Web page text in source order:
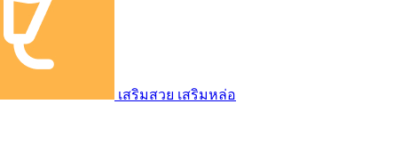
เสริมสวย เสริมหล่อ